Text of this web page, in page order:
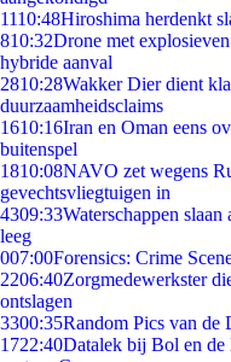
1110:48Hiroshima herdenkt
810:32Drone met
hybride aanval
2810:28Wakker Dier dient
duurzaamheidsclaims
1610:16Iran en Oman eens
buitenspel
1810:08NAVO zet wegens
gevechtsvliegtuigen in
4309:33Waterschappen
leeg
007:00Forensics: Crime
2206:40Zorgmedewerkster
ontslagen
3300:35Random Pics van de
1722:40Datalek bij Bol en